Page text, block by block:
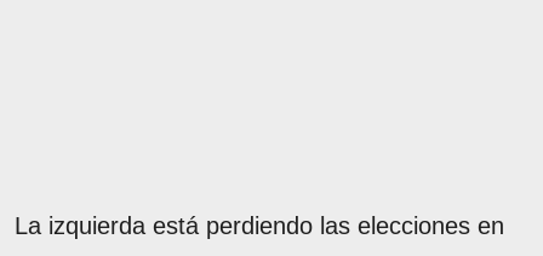
La izquierda está perdiendo las elecciones en